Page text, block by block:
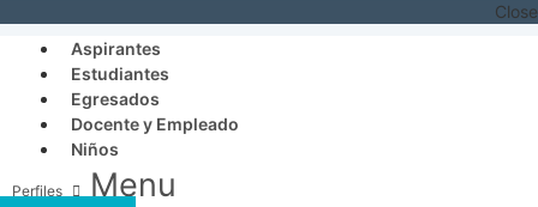
Close
Aspirantes
Estudiantes
Egresados
Docente y Empleado
Niños
Menu